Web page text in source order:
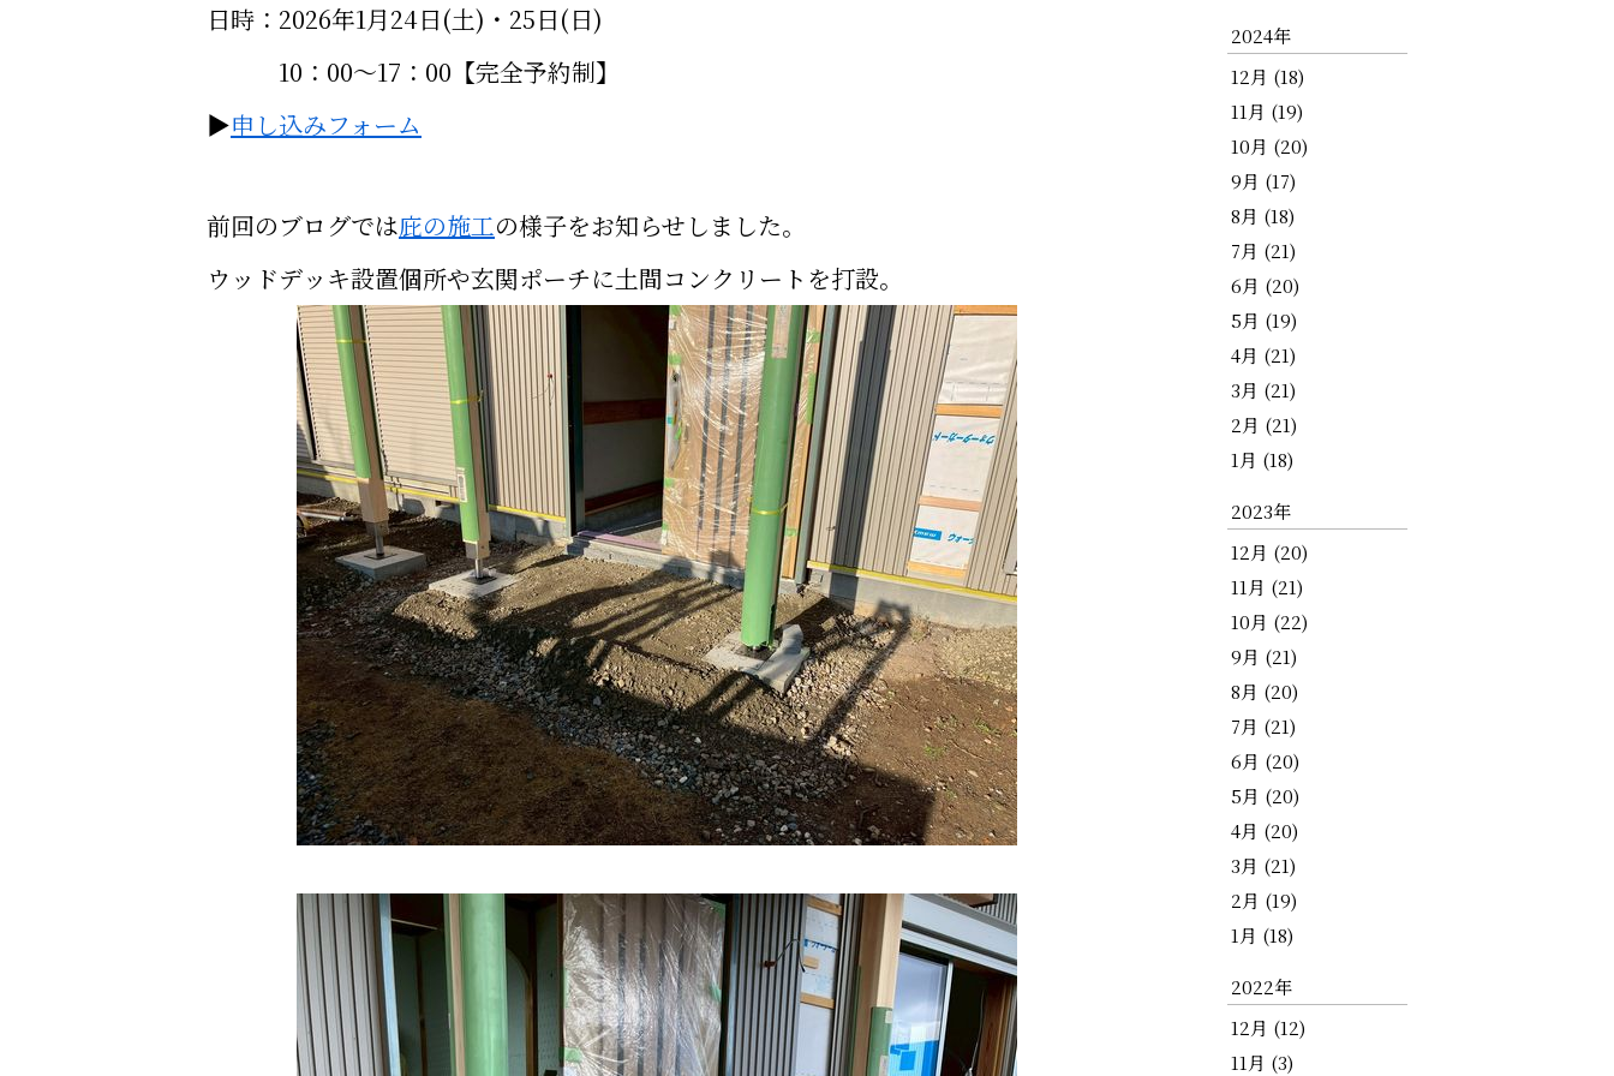
日時：2026年1月24日(土)・25日(日)
10：00～17：00【完全予約制】
▶申し込みフォーム
前回のブログでは庇の施工の様子をお知らせしました。
ウッドデッキ設置個所や玄関ポーチに土間コンクリートを打設。
2024年
12月 (18)
11月 (19)
10月 (20)
9月 (17)
8月 (18)
7月 (21)
6月 (20)
5月 (19)
4月 (21)
3月 (21)
2月 (21)
1月 (18)
2023年
12月 (20)
11月 (21)
10月 (22)
9月 (21)
8月 (20)
7月 (21)
6月 (20)
5月 (20)
4月 (20)
3月 (21)
2月 (19)
1月 (18)
2022年
12月 (12)
11月 (3)